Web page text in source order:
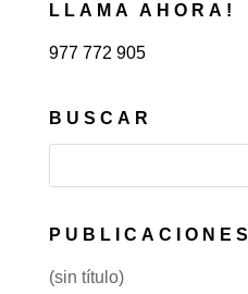
LLAMA AHORA!
977 772 905
BUSCAR
PUBLICACIONES
(sin título)